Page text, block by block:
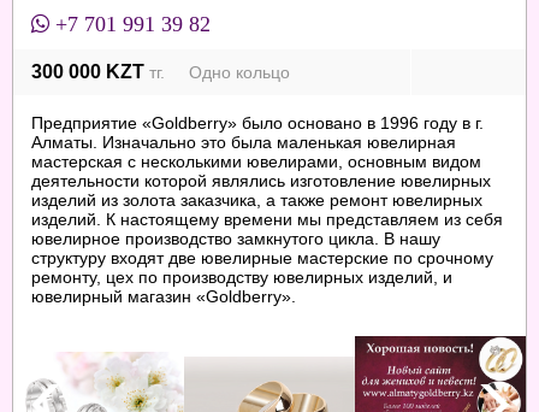
+7 701 991 39 82
300 000 KZT тг. Одно кольцо
Предприятие «Goldberry» было основано в 1996 году в г.
Алматы. Изначально это была маленькая ювелирная
мастерская с несколькими ювелирами, основным видом
деятельности которой являлись изготовление ювелирных
изделий из золота заказчика, а также ремонт ювелирных
изделий. К настоящему времени мы представляем из себя
ювелирное производство замкнутого цикла. В нашу
структуру входят две ювелирные мастерские по срочному
ремонту, цех по производству ювелирных изделий, и
ювелирный магазин «Goldberry».